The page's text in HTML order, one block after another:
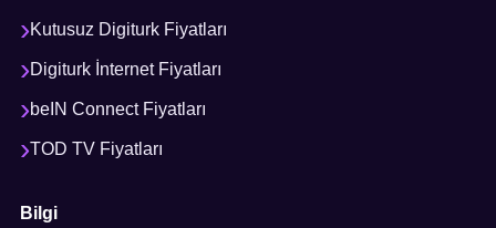
Kutusuz Digiturk Fiyatları
Digiturk İnternet Fiyatları
beIN Connect Fiyatları
TOD TV Fiyatları
Bilgi